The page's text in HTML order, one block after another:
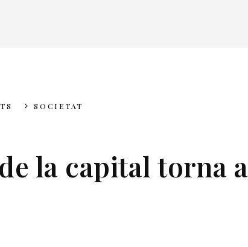
SOCIETAT
la capital torna a